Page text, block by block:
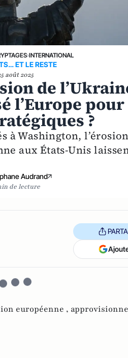
›INTERNATIONAL
ET LE RESTE
août 2025
de
l’Europe
?
Washington,
aux États-Unis
Audrand
de lecture
européenne ,